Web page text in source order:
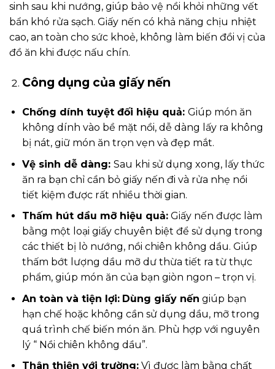
sinh sau khi nướng, giúp bảo vệ nồi khỏi những vết
bẩn khó rửa sạch. Giấy nến có khả năng chịu nhiệt
cao, an toàn cho sức khoẻ, không làm biến đồi vị của
đồ ăn khi được nấu chín.
Công dụng của giấy nến
Chống dính tuyệt đối hiệu quả: Giúp món ăn
không dính vào bề mặt nồi, dễ dàng lấy ra không
bị nát, giữ món ăn trọn vẹn và đẹp mắt.
Vệ sinh dễ dàng: Sau khi sử dụng xong, lấy thức
ăn ra bạn chỉ cần bỏ giấy nến đi và rửa nhẹ nồi
tiết kiệm được rất nhiều thời gian.
Thấm hút dầu mỡ hiệu quả:Giấy nến được làm
bằng một loại giấy chuyên biệt để sử dụng trong
các thiết bị lò nướng, nồi chiên không dầu. Giúp
thấm bớt lượng dầu mỡ dư thừa tiết ra từ thực
phẩm, giúp món ăn của bạn giòn ngon – trọn vị.
An toàn và tiện lợi: Dùng giấy nến giúp bạn
hạn chế hoặc không cần sử dụng dầu, mỡ trong
quá trình chế biến món ăn. Phù hợp với nguyên
lý “ Nồi chiên không dầu”.
Thân thiện với trường:Vì được làm bằng chất